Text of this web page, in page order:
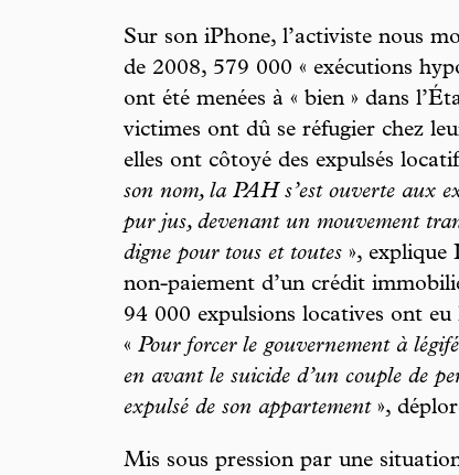
Sur son iPhone, l’activiste nous
de 2008, 579 000 « exécutions
ont été menées à « bien » dans
victimes ont dû se réfugier chez
elles ont côtoyé des expulsés
son nom, la PAH s’est ouverte aux
pur jus, devenant un mouvement
digne pour tous et toutes », explique
non-paiement d’un crédit
94 000 expulsions locatives ont
« Pour forcer le gouvernement à
en avant le suicide d’un couple de
expulsé de son appartement»,
Mis sous pression par une